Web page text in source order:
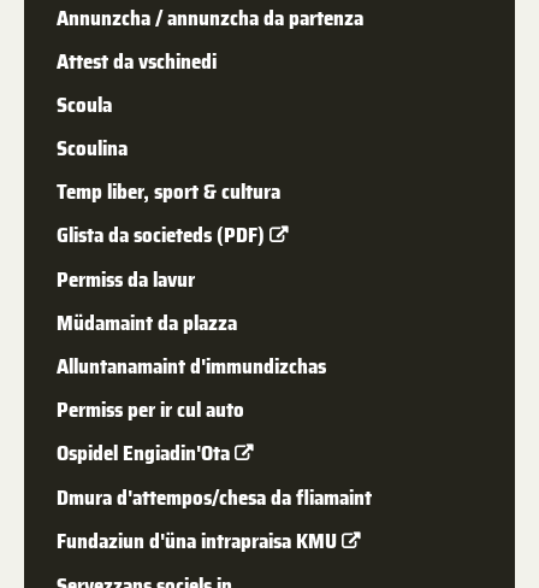
Annunzcha / annunzcha da partenza
Attest da vschinedi
Scoula
Scoulina
Temp liber, sport & cultura
Glista da societeds (PDF)
Permiss da lavur
Müdamaint da plazza
Alluntanamaint d'immundizchas
Permiss per ir cul auto
Ospidel Engiadin'Ota
Dmura d'attempos/chesa da fliamaint
Fundaziun d'üna intrapraisa KMU